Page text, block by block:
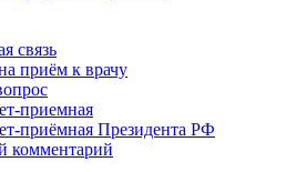
связь
приём к врачу
приемная
приёмная Президента РФ
комментарий